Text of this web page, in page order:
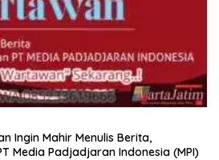
Ingin Mahir Menulis Berita,
Media Padjadjaran Indonesia (MPI)